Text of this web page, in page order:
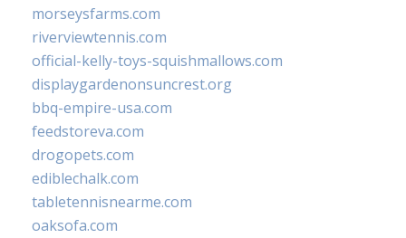
morseysfarms.com
riverviewtennis.com
official-kelly-toys-squishmallows.com
displaygardenonsuncrest.org
bbq-empire-usa.com
feedstoreva.com
drogopets.com
ediblechalk.com
tabletennisnearme.com
oaksofa.com